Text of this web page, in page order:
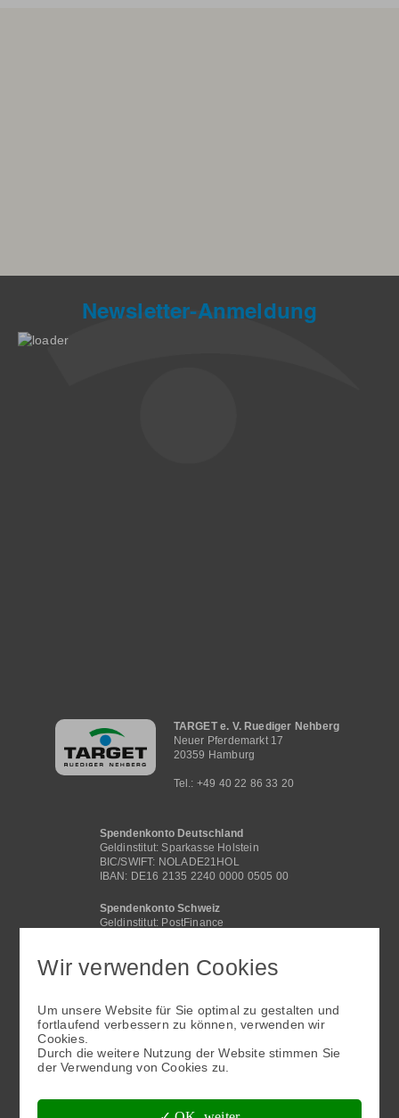
Newsletter-Anmeldung
Hauptnavigation
TARGET e. V. Ruediger Nehberg
Neuer Pferdemarkt 17
20359 Hamburg
Tel.: +49 40 22 86 33 20
Spendenkonto Deutschland
Geldinstitut: Sparkasse Holstein
BIC/SWIFT: NOLADE21HOL
IBAN: DE16 2135 2240 0000 0505 00
Spendenkonto Schweiz
Geldinstitut: PostFinance
BIC/SWIFT: NOLADE21HOL
IBAN: DE16 2135 2240 0000 0505 00
Fußbereichsmenü
Wir verwenden Cookies
Um unsere Website für Sie optimal zu gestalten und
fortlaufend verbessern zu können, verwenden wir
Cookies.
Durch die weitere Nutzung der Website stimmen Sie
der Verwendung von Cookies zu.